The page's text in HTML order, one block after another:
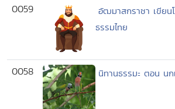
0059
อัฒมาสกราชา เขียน
ธรรมไทย
0058 นิทานธรรมะ ตอน นก